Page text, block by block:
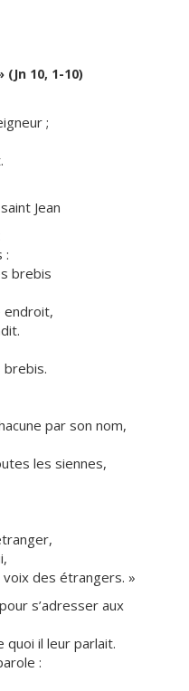
10, 1-10)
;
Jean
:
brebis
endroit,
brebis.
par son nom,
les siennes,
des étrangers. »
s’adresser aux
quoi il leur parlait.
: